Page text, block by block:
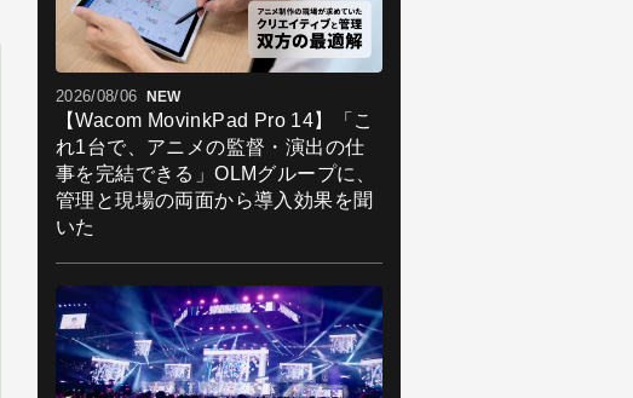
2026/08/06 NEW
【Wacom MovinkPad Pro 14】「こ
れ1台で、アニメの監督・演出の仕
事を完結できる」OLMグループに、
管理と現場の両面から導入効果を聞
いた